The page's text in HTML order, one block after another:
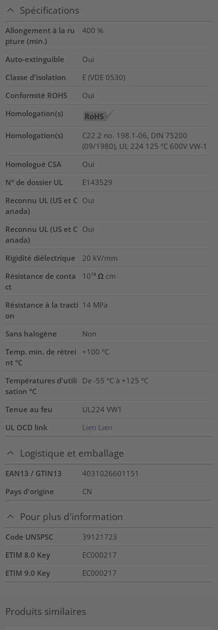
Spécifications
Allongement à la ru
pture (min.)
400 %
Auto-extinguible
Oui
Classe d'isolation
E (VDE 0530)
Conformité ROHS
Oui
Homologation(s)
Homologation(s)
C22.2 no. 198.1-06, DIN 75200
(09/1980), UL 224 125 °C 600V VW-1
Homologué CSA
Oui
N° de dossier UL
E143529
Reconnu UL (US et C
anada)
Oui
Reconnu UL (US et C
anada)
Oui
Rigidité diélectrique 20 kV/mm
Résistance de conta
ct
10¹⁴ Ω cm
Résistance à la tracti
on
14 MPa
Sans halogène
Non
Temp. min. de rétrei
nt °C
+100 °C
Températures d'utili
sation °C
De -55 °C à +125 °C
Tenue au feu
UL224 VW1
UL OCD link
Lien Lien
Logistique et emballage
EAN13 / GTIN13
4031026601151
Pays d'origine
CN
Pour plus d'information
Code UNSPSC
39121723
ETIM 8.0 Key
EC000217
ETIM 9.0 Key
EC000217
Produits similaires